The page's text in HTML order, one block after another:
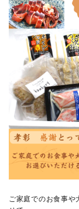
ご家庭でのお食事や